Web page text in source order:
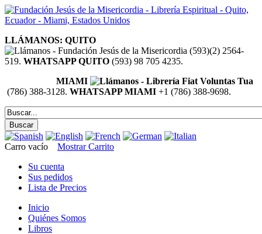
LLÁMANOS: QUITO
(593)(2) 2564-
519. WHATSAPP QUITO (593) 98 705 4235.
MIAMI
(786) 388-3128. WHATSAPP MIAMI +1 (786) 388-9698.
Carro vacío
Mostrar Carrito
Su cuenta
Sus pedidos
Lista de Precios
Inicio
Quiénes Somos
Libros